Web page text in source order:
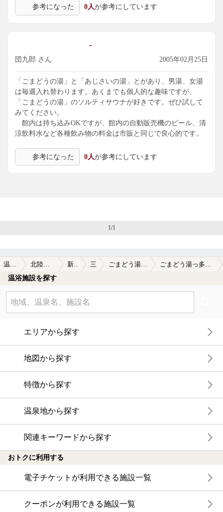
参考になった 0人が参考にしています
-
団九郎 さん 2005年02月25日
「ごまどうの湯」と「あじさいの湯」とがあり、男湯、女湯
は毎週入れ替わります。あくまでも個人的な趣味ですが、
「ごまどうの湯」のソルティサウナが好きです。ぜひ試して
みてください。
館内は持ち込みOKですが、館内の自動販売機のビール、清
涼飲料水など各種飲み物の料金は市販と同じで良心的です。
参考になった 0人が参考にしています
1/1
温泉TOP 北陸・甲信越 新潟県 三条 ごまどう湯っ多里館 ごまどう湯っ多里館の口コミ一覧
温浴施設を探す
エリアから探す
地図から探す
特徴から探す
温泉地から探す
関連キーワードから探す
おトクに利用する
電子チケットが利用できる施設一覧
クーポンが利用できる施設一覧